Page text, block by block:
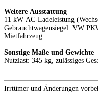
Weitere Ausstattung
11 kW AC-Ladeleistung
Gebrauchtwagensiegel: VW
Mietfahrzeug
Sonstige Maße und Gewichte
Nutzlast: 345 kg, zulässiges
Irrtümer und Änderungen